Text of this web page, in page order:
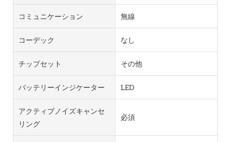
コミュニケーション 無線
コーデック なし
チップセット その他
バッテリーインジケーター LED
アクティブノイズキャンセ
リング
必須